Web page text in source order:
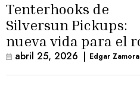
Tenterhooks de
Silversun Pickups:
nueva vida para el
alternativo
abril 25, 2026 | Edgar